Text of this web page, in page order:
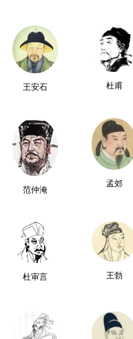
王安石 杜甫
范仲淹
孟郊
杜审言 王勃